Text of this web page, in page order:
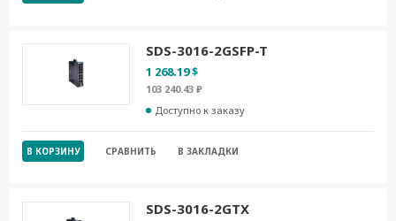
SDS-3016-2GSFP-T
1 268.19 $
103 240.43 ₽
Доступно к заказу
В КОРЗИНУ СРАВНИТЬ В ЗАКЛАДКИ
SDS-3016-2GTX